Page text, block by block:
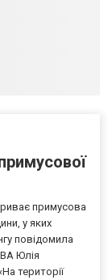
примусова
у яких
повідомила
Юлія
території